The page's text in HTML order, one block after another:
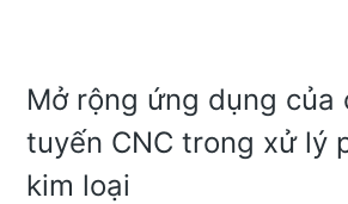
Mở rộng ứng dụng của
tuyến CNC trong xử lý
kim loại